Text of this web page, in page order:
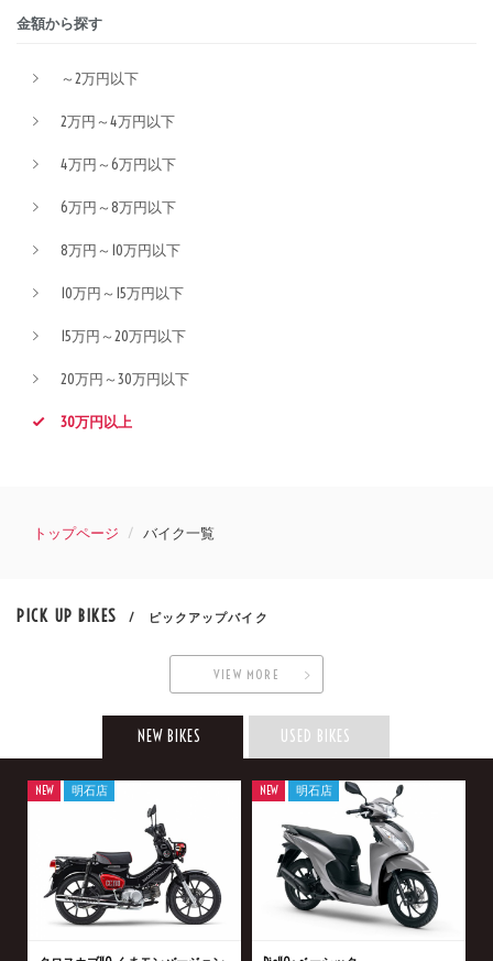
金額から探す
～2万円以下
2万円～4万円以下
4万円～6万円以下
6万円～8万円以下
8万円～10万円以下
10万円～15万円以下
15万円～20万円以下
20万円～30万円以下
30万円以上
トップページ バイク一覧
PICK UP BIKES / ピックアップバイク
VIEW MORE
NEW BIKES USED BIKES
NEW 明石店 NEW 明石店